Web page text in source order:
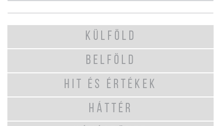
KÜLFÖLD
BELFÖLD
HIT ÉS ÉRTÉKEK
HÁTTÉR